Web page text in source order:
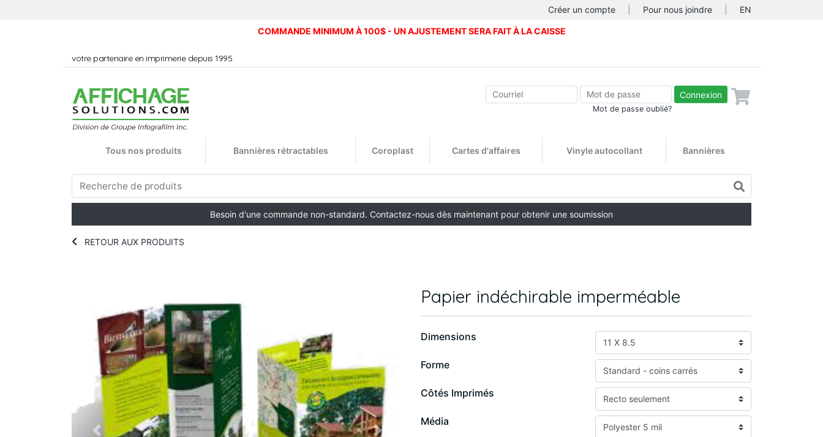
Créer un compte Pour nous joindre EN
COMMANDE MINIMUM À 100$ - UN AJUSTEMENT SERA FAIT À LA CAISSE
votre partenaire en imprimerie depuis 1995
Mot de passe oublié?
Connexion
Tous nos produits Bannières rétractables Coroplast Cartes d'affaires Vinyle autocollant Bannières
Besoin d'une commande non-standard. Contactez-nous dès maintenant pour obtenir une soumission
RETOUR AUX PRODUITS
Papier indéchirable imperméable
Dimensions
Forme
Côtés Imprimés
Média